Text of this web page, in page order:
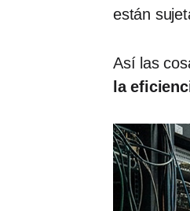
están
Así las
la